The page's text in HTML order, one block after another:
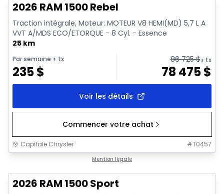
2026 RAM 1500 Rebel
Traction intégrale, Moteur: MOTEUR V8 HEMI(MD) 5,7 L A
VVT A/MDS ECO/ETORQUE - 8 Cyl. - Essence
25 km
Par semaine + tx
235$
86 725$+ tx
78 475$
Voir les détails
Commencer votre achat
Capitale Chrysler #T0457
Mention légale
2026 RAM 1500 Sport